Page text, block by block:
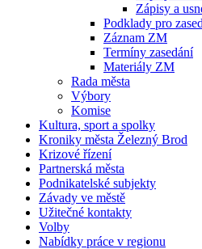
Zápisy a
Podklady pro
Záznam ZM
Termíny zasedání
Materiály ZM
Rada města
Výbory
Komise
Kultura, sport a spolky
Kroniky města Železný Brod
Krizové řízení
Partnerská města
Podnikatelské subjekty
Závady ve městě
Užitečné kontakty
Volby
Nabídky práce v regionu